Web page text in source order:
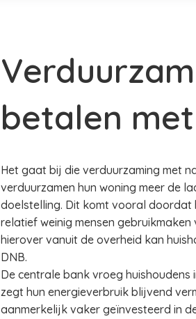
betalen
Het gaat bij die verduurzaming met
verduurzamen hun woning meer de
doelstelling. Dit komt vooral doordat
relatief weinig mensen
hierover vanuit de overheid kan
DNB.
De centrale bank vroeg
zegt hun energieverbruik blijvend
aanmerkelijk vaker geïnvesteerd in